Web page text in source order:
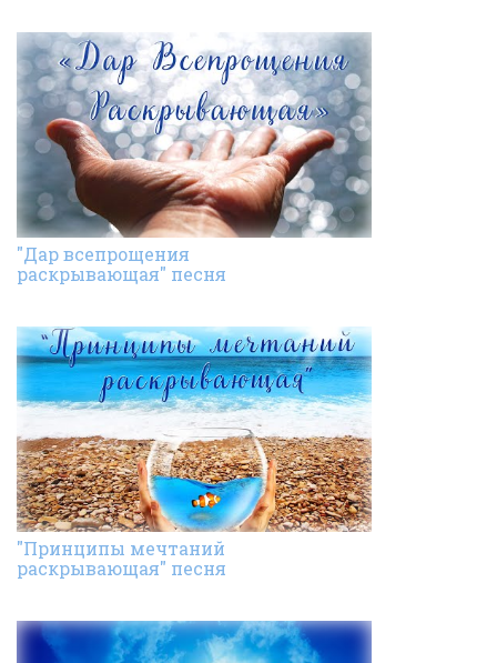
"Дар всепрощения
раскрывающая" песня
"Принципы мечтаний
раскрывающая" песня